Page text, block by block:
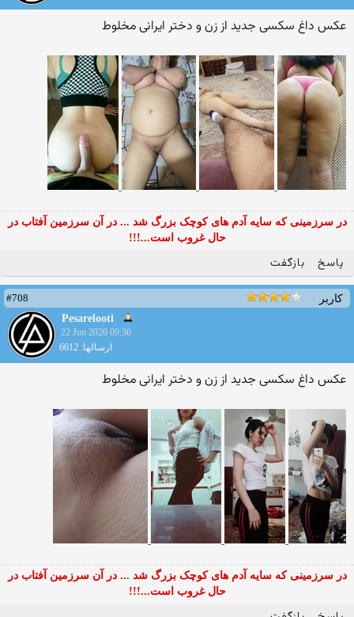
عکس داغ سکسی جدید از زن و دختر ایرانی مخلوط
در سرزمینی که سایه آدم های کوچک بزرگ شد ... در آن سرزمین آفتاب در
حال غروب است...!!!
پاسخ بازگفت
کاربر
#708
Pesarelooti
22 Jun 2020 09:36
ارسالها: 6612
عکس داغ سکسی جدید از زن و دختر ایرانی مخلوط
در سرزمینی که سایه آدم های کوچک بزرگ شد ... در آن سرزمین آفتاب در
حال غروب است...!!!